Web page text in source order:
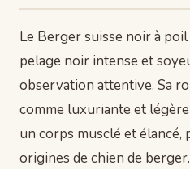
Le Berger suisse noir à
pelage noir intense et
observation attentive. Sa
comme luxuriante et
un corps musclé et élancé,
origines de chien de